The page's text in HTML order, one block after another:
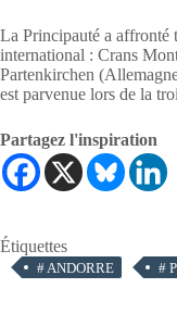
La Principauté a affronté
international : Crans
Partenkirchen
est parvenue lors de la
Partagez l'inspiration
Étiquettes
# ANDORRE #